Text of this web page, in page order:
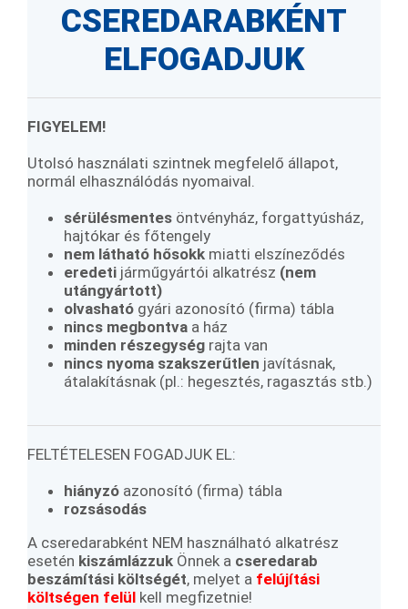
CSEREDARABKÉNT
ELFOGADJUK
FIGYELEM!
Utolsó használati szintnek megfelelő állapot,
normál elhasználódás nyomaival.
sérülésmentes öntvényház, forgattyúsház,
hajtókar és főtengely
nem látható hősokk miatti elszíneződés
eredeti járműgyártói alkatrész (nem
utángyártott)
olvasható gyári azonosító (firma) tábla
nincs megbontva a ház
minden részegység rajta van
nincs nyoma szakszerűtlen javításnak,
átalakításnak (pl.: hegesztés, ragasztás stb.)
FELTÉTELESEN FOGADJUK EL:
hiányzó azonosító (firma) tábla
rozsásodás
A cseredarabként NEM használható alkatrész
esetén kiszámlázzuk Önnek a cseredarab
beszámítási költségét, melyet a felújítási
költségen felül kell megfizetnie!